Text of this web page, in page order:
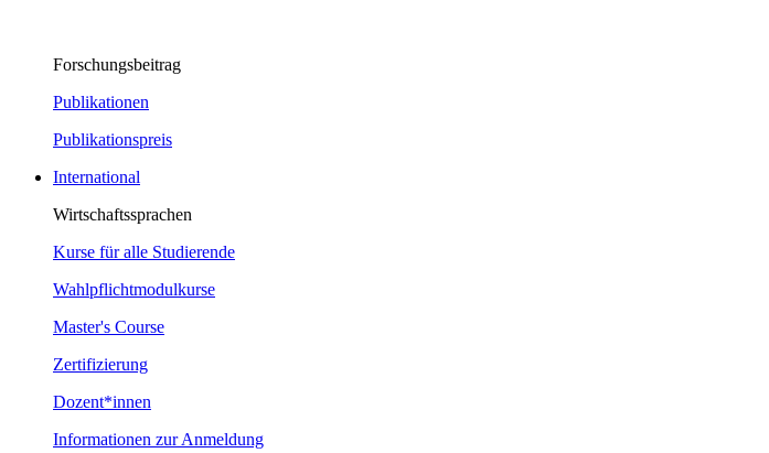
Forschungsbeitrag
Publikationen
Publikationspreis
International
Wirtschaftssprachen
Kurse für alle Studierende
Wahlpflichtmodulkurse
Master's Course
Zertifizierung
Dozent*innen
Informationen zur Anmeldung